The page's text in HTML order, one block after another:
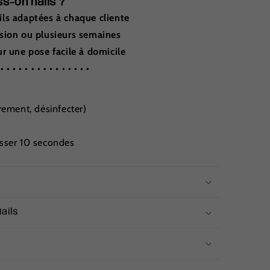
on nails ?
adaptées à chaque cliente
ou plusieurs semaines
une pose facile à domicile
• • • • • • • • • • • • • •
désinfecter)
10 secondes